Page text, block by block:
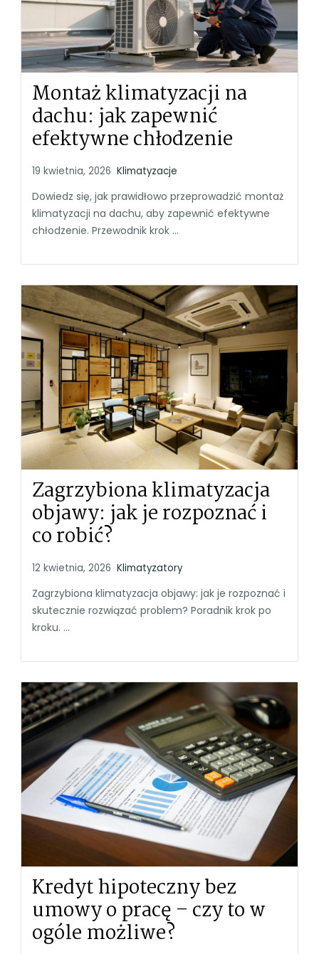
Montaż klimatyzacji na
dachu: jak zapewnić
efektywne chłodzenie
19 kwietnia, 2026 Klimatyzacje
Dowiedz się, jak prawidłowo przeprowadzić montaż
klimatyzacji na dachu, aby zapewnić efektywne
chłodzenie. Przewodnik krok ...
Zagrzybiona klimatyzacja
objawy: jak je rozpoznać i
co robić?
12 kwietnia, 2026 Klimatyzatory
Zagrzybiona klimatyzacja objawy: jak je rozpoznać i
skutecznie rozwiązać problem? Poradnik krok po
kroku. ...
Kredyt hipoteczny bez
umowy o pracę – czy to w
ogóle możliwe?